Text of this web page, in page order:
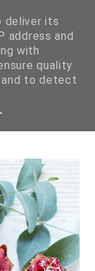
I
deliver its
address and
with
quality
to detect